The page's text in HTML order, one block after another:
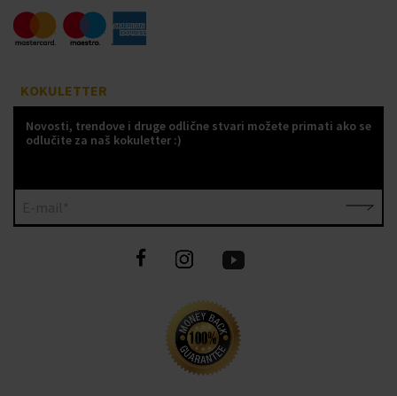
KOKULETTER
Novosti, trendove i druge odlične stvari možete primati ako se
odlučite za naš kokuletter :)